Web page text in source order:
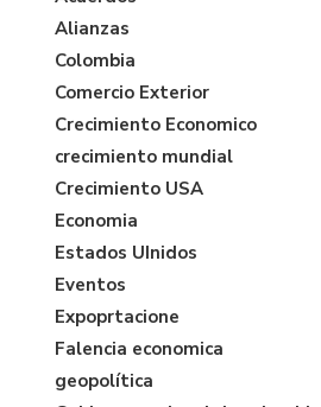
Alianzas
Colombia
Comercio Exterior
Crecimiento Economico
crecimiento mundial
Crecimiento USA
Economia
Estados UInidos
Eventos
Expoprtacione
Falencia economica
geopolítica